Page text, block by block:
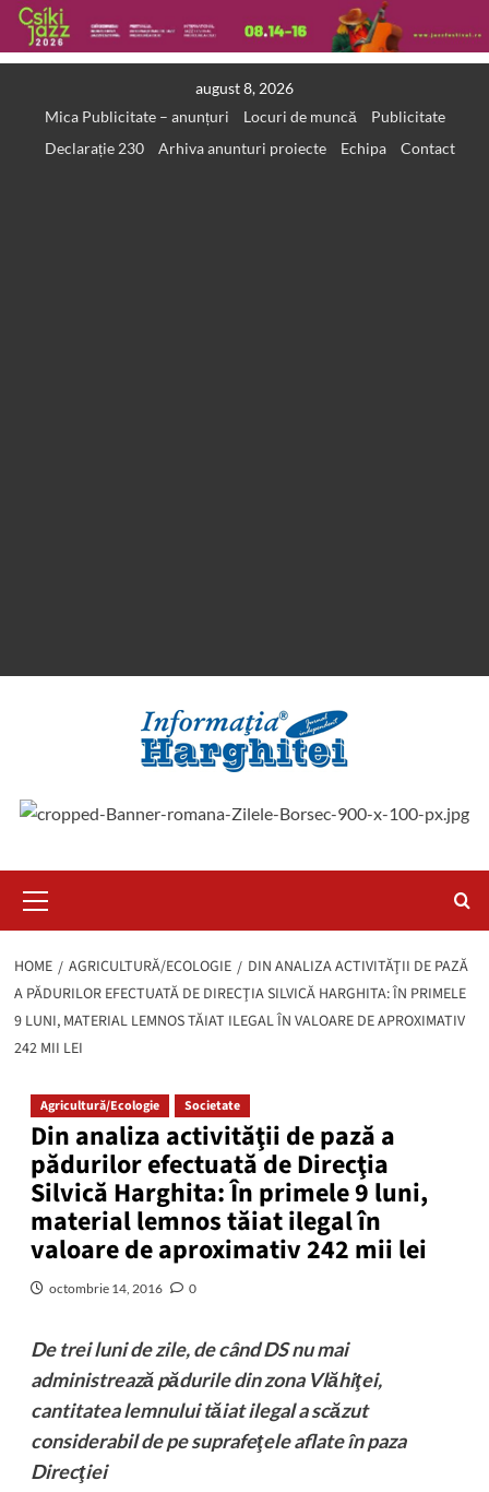
august 8, 2026
Mica Publicitate – anunțuri
Locuri de muncă
Publicitate
Declarație 230
Arhiva anunturi proiecte Echipa Contact
Menu
HOME AGRICULTURĂ/ECOLOGIE
DIN ANALIZA ACTIVITĂŢII DE PAZĂ
A PĂDURILOR EFECTUATĂ DE DIRECŢIA SILVICĂ HARGHITA: ÎN PRIMELE
9 LUNI, MATERIAL LEMNOS TĂIAT ILEGAL ÎN VALOARE DE APROXIMATIV
242 MII LEI
Agricultură/Ecologie Societate
Din analiza activităţii de pază a
pădurilor efectuată de Direcţia
Silvică Harghita: În primele 9 luni,
material lemnos tăiat ilegal în
valoare de aproximativ 242 mii lei
octombrie 14, 2016 0
De trei luni de zile, de când DS nu mai
administrează pădurile din zona Vlăhiţei,
cantitatea lemnului tăiat ilegal a scăzut
considerabil de pe suprafeţele aflate în paza
Direcţiei